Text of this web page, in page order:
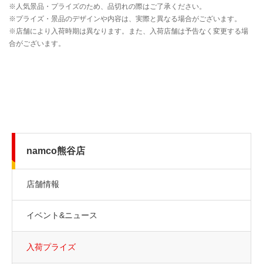
namco熊谷店
店舗情報
イベント&ニュース
入荷プライズ